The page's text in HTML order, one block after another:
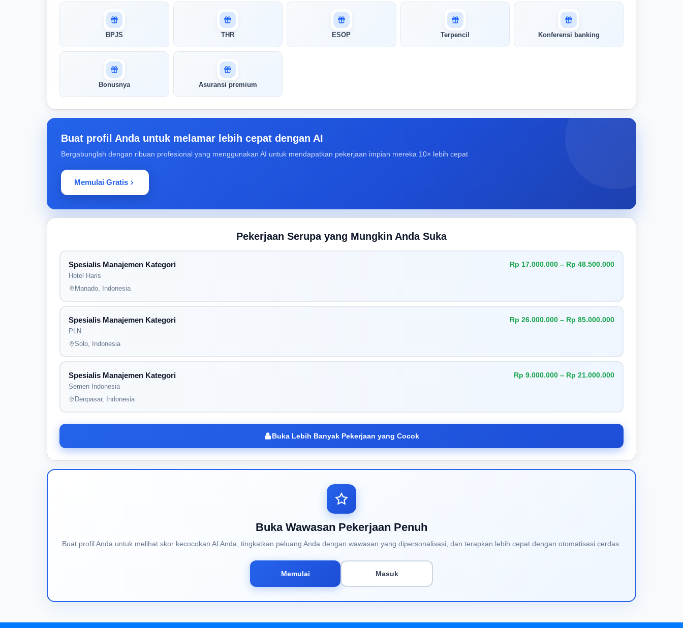
pertandingan AI Anda
AI kami menganalisis profil Anda dan
menunjukkan seberapa cocok keahlian
Anda dengan peran ini
Buka Kunci Skor Pertandingan
BPJS THR ESOP Terpencil Konferensi banking
Bonusnya Asuransi premium
Buat profil Anda untuk melamar lebih cepat dengan AI
Bergabunglah dengan ribuan profesional yang menggunakan AI untuk mendapatkan pekerjaan impian mereka 10× lebih cepat
Memulai Gratis
Pekerjaan Serupa yang Mungkin Anda Suka
Spesialis Manajemen Kategori
Hotel Haris
Rp 17.000.000 – Rp 48.500.000
Manado, Indonesia
Spesialis Manajemen Kategori
PLN
Rp 26.000.000 – Rp 85.000.000
Solo, Indonesia
Spesialis Manajemen Kategori
Semen Indonesia
Rp 9.000.000 – Rp 21.000.000
Denpasar, Indonesia
Buka Lebih Banyak Pekerjaan yang Cocok
Buka Wawasan Pekerjaan Penuh
Buat profil Anda untuk melihat skor kecocokan AI Anda, tingkatkan peluang Anda dengan wawasan yang dipersonalisasi, dan terapkan lebih cepat dengan otomatisasi cerdas.
Memulai Masuk